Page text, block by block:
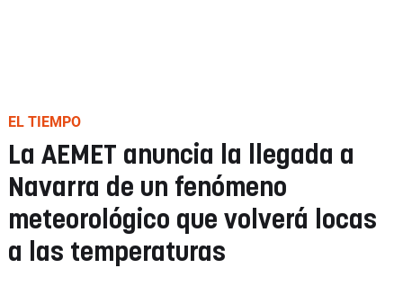
EL TIEMPO
La AEMET anuncia la llegada a
Navarra de un fenómeno
meteorológico que volverá locas
a las temperaturas